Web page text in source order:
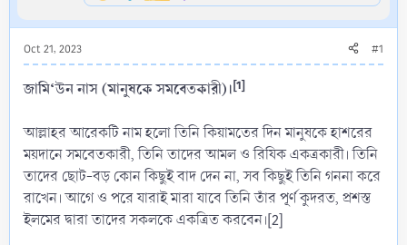
Oct 21, 2023 #1
জামি‘উন নাস (মানুষকে সমবেতকারী)।[1]
আল্লাহর আরেকটি নাম হলো তিনি কিয়ামতের দিন মানুষকে হাশরের
ময়দানে সমবেতকারী, তিনি তাদের আমল ও রিযিক একত্রকারী। তিনি
তাদের ছোট-বড় কোন কিছুই বাদ দেন না, সব কিছুই তিনি গননা করে
রাখেন। আগে ও পরে যারাই মারা যাবে তিনি তাঁর পূর্ণ কুদরত, প্রশস্ত
ইলমের দ্বারা তাদের সকলকে একত্রিত করবেন।[2]